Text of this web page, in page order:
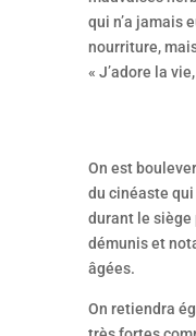
qui n’a jamais
nourriture,
« J’adore la
On est
du cinéaste
durant le siège
démunis et
âgées.
On retiendra